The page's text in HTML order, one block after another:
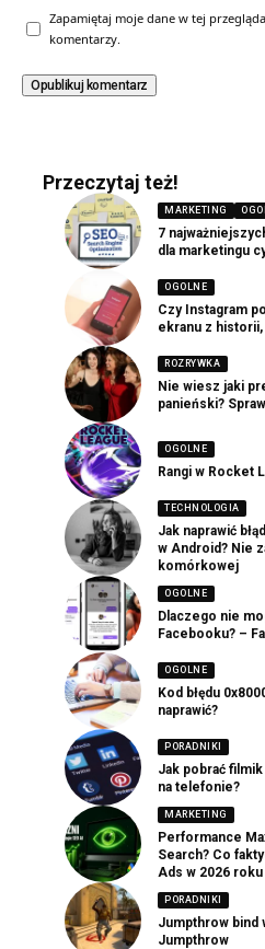
Zapamiętaj moje dane w tej
komentarzy.
Przeczytaj też!
MARKETING
7
dla marketingu
OGOLNE
Czy Instagram
ekranu z
ROZRYWKA
Nie wiesz jaki
panieński?
OGOLNE
Rangi w Rocket
TECHNOLOGIA
Jak naprawić
w Android? Nie
komórkowej
OGOLNE
Dlaczego nie
Facebooku? –
OGOLNE
Kod błędu
naprawić?
PORADNIKI
Jak pobrać
na telefonie?
MARKETING
Performance
Search? Co
Ads w 2026 roku
PORADNIKI
Jumpthrow bind
Jumpthrow